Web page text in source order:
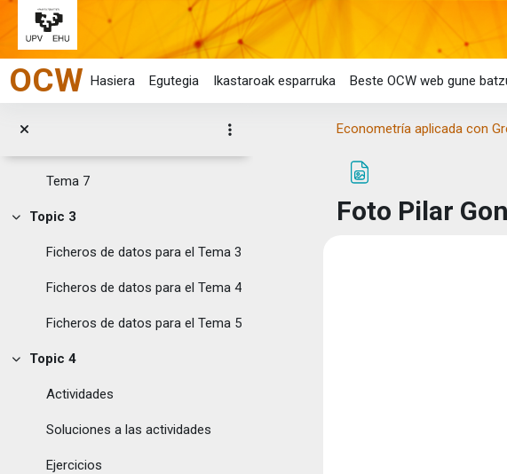
Joan eduki nagusira zuzenean
OCW Hasiera Egutegia Ikastaroak esparruka Beste OCW web gune
Tema 3
Tema 4
Tema 7
Tolestu
Topic 3
Ficheros de datos para el Tema 3
Ficheros de datos para el Tema 4
Ficheros de datos para el Tema 5
Tolestu
Topic 4
Actividades
Soluciones a las actividades
Ejercicios
Econometría aplicada con
Foto Pilar